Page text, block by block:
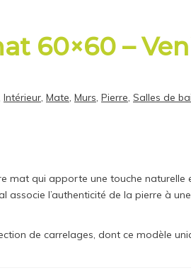
60×60 –
Intérieur, Mate, Murs, Pierre, Salles de
mat qui apporte une touche
l’authenticité de la pierre à
de carrelages, dont ce modèle